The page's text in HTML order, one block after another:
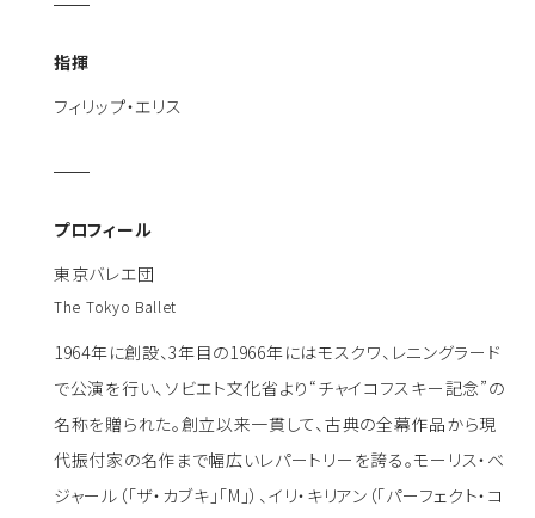
指揮
フィリップ・エリス
プロフィール
東京バレエ団
The Tokyo Ballet
1964年に創設、3年目の1966年にはモスクワ、レニングラード
で公演を行い、ソビエト文化省より“チャイコフスキー記念”の
名称を贈られた。創立以来一貫して、古典の全幕作品から現
代振付家の名作まで幅広いレパートリーを誇る。モーリス・ベ
ジャール（「ザ・カブキ」「M」）、イリ・キリアン（「パーフェクト・コ